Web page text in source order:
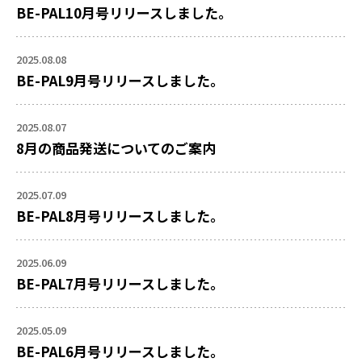
BE-PAL10月号リリースしました。
2025.08.08
BE-PAL9月号リリースしました。
2025.08.07
8月の商品発送についてのご案内
2025.07.09
BE-PAL8月号リリースしました。
2025.06.09
BE-PAL7月号リリースしました。
2025.05.09
BE-PAL6月号リリースしました。